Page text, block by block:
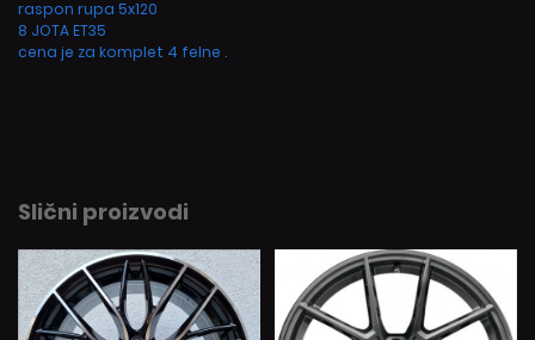
raspon rupa 5x120
8 JOTA ET35
cena je za komplet 4 felne .
Slični proizvodi